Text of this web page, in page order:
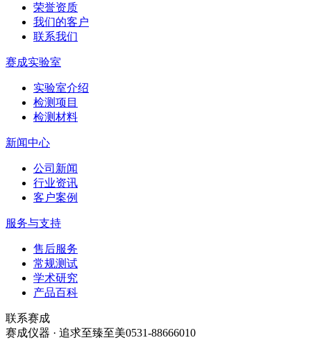
荣誉资质
我们的客户
联系我们
赛成实验室
实验室介绍
检测项目
检测材料
新闻中心
公司新闻
行业资讯
客户案例
服务与支持
售后服务
常规测试
学术研究
产品百科
联系赛成
赛成仪器 · 追求至臻至美0531-88666010